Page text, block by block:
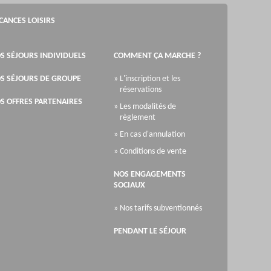
LOISIRS
SÉJOURS INDIVIDUELS
SÉJOURS DE GROUPE
OFFRES PARTENAIRES
COMMENT ÇA MARCHE ?
» L'inscription et les
réservations
» Les modalités de
règlement
» En cas d'annulation
» Conditions de vente
NOS ENGAGEMENTS
SOCIAUX
» Nos tarifs subventionnés
PENDANT LE SÉJOUR